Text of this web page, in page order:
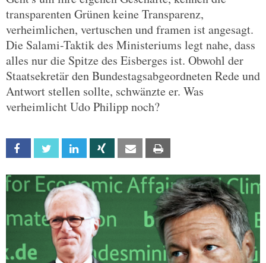
transparenten Grünen keine Transparenz,
verheimlichen, vertuschen und framen ist angesagt.
Die Salami-Taktik des Ministeriums legt nahe, dass
alles nur die Spitze des Eisberges ist. Obwohl der
Staatsekretär den Bundestagsabgeordneten Rede und
Antwort stellen sollte, schwänzte er. Was
verheimlicht Udo Philipp noch?
Facebook Twitter Linkedin Xing Email